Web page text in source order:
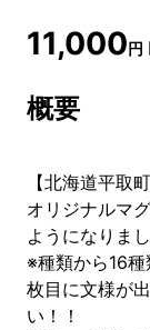
11,000円
概要
【北海道平取
オリジナルマ
ようになりま
※種類から16
枚目に文様が
い！！